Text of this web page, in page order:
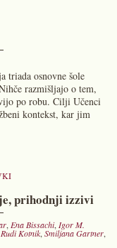
triada osnovne šole
razmišljajo o tem,
po robu. Cilji Učenci
kontekst, kar jim
prihodnji izzivi
, Ena Bissachi, Igor M.
Rudi Kotnik, Smiljana Gartner,